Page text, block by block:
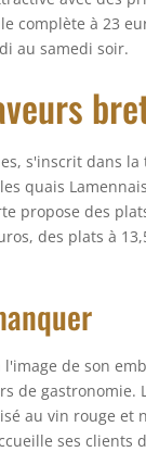
complète à 23
au samedi soir.
s'inscrit dans
quais
propose des
des plats à
de son
de gastronomie.
au vin rouge et
ses clients